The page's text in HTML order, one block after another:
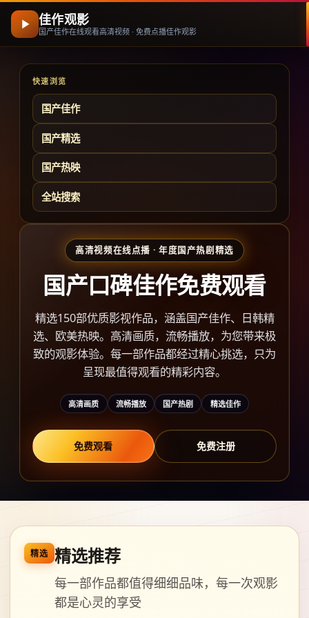
佳作观影
国产佳作在线观看高清视频 · 免费点播佳作观影
高清视频在线点播 · 年度国产热剧精选
国产口碑佳作免费观看
精选150部优质影视作品，涵盖国产佳作、日韩精
选、欧美热映。高清画质，流畅播放，为您带来极
致的观影体验。每一部作品都经过精心挑选，只为
呈现最值得观看的精彩内容。
高清画质 流畅播放 国产热剧 精选佳作
免费观看 免费注册
快速浏览
国产佳作
国产精选
国产热映
全站搜索
精选 精选推荐
每一部作品都值得细细品味，每一次观影
都是心灵的享受